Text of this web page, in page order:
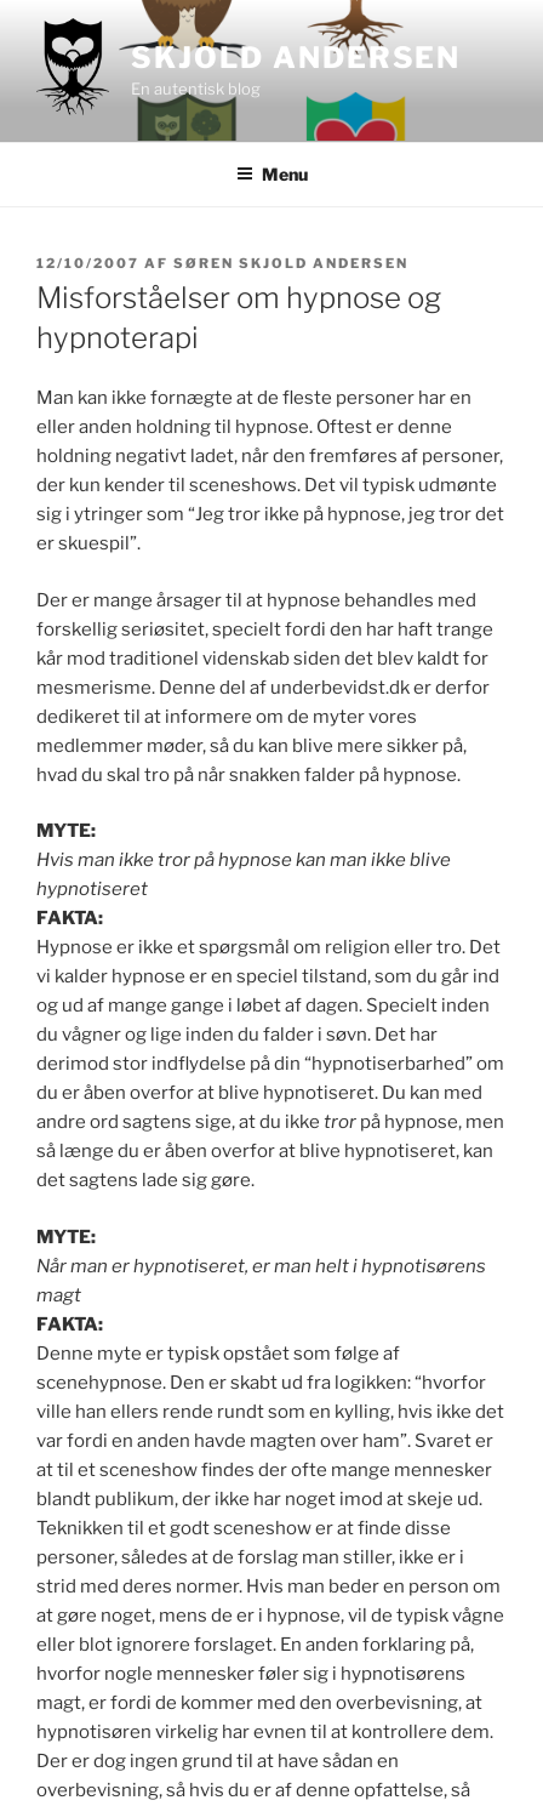
indhold
SKJOLD ANDERSEN
En autentisk blog
Menu
UDGIVET
DEN
12/10/2007 AF SØREN SKJOLD ANDERSEN
Misforståelser om hypnose og
hypnoterapi
Man kan ikke fornægte at de fleste personer har en
eller anden holdning til hypnose. Oftest er denne
holdning negativt ladet, når den fremføres af personer,
der kun kender til sceneshows. Det vil typisk udmønte
sig i ytringer som “Jeg tror ikke på hypnose, jeg tror det
er skuespil”.
Der er mange årsager til at hypnose behandles med
forskellig seriøsitet, specielt fordi den har haft trange
kår mod traditionel videnskab siden det blev kaldt for
mesmerisme. Denne del af underbevidst.dk er derfor
dedikeret til at informere om de myter vores
medlemmer møder, så du kan blive mere sikker på,
hvad du skal tro på når snakken falder på hypnose.
MYTE:
Hvis man ikke tror på hypnose kan man ikke blive
hypnotiseret
FAKTA:
Hypnose er ikke et spørgsmål om religion eller tro. Det
vi kalder hypnose er en speciel tilstand, som du går ind
og ud af mange gange i løbet af dagen. Specielt inden
du vågner og lige inden du falder i søvn. Det har
derimod stor indflydelse på din “hypnotiserbarhed” om
du er åben overfor at blive hypnotiseret. Du kan med
andre ord sagtens sige, at du ikke tror på hypnose, men
så længe du er åben overfor at blive hypnotiseret, kan
det sagtens lade sig gøre.
MYTE:
Når man er hypnotiseret, er man helt i hypnotisørens
magt
FAKTA:
Denne myte er typisk opstået som følge af
scenehypnose. Den er skabt ud fra logikken: “hvorfor
ville han ellers rende rundt som en kylling, hvis ikke det
var fordi en anden havde magten over ham”. Svaret er
at til et sceneshow findes der ofte mange mennesker
blandt publikum, der ikke har noget imod at skeje ud.
Teknikken til et godt sceneshow er at finde disse
personer, således at de forslag man stiller, ikke er i
strid med deres normer. Hvis man beder en person om
at gøre noget, mens de er i hypnose, vil de typisk vågne
eller blot ignorere forslaget. En anden forklaring på,
hvorfor nogle mennesker føler sig i hypnotisørens
magt, er fordi de kommer med den overbevisning, at
hypnotisøren virkelig har evnen til at kontrollere dem.
Der er dog ingen grund til at have sådan en
overbevisning, så hvis du er af denne opfattelse, så